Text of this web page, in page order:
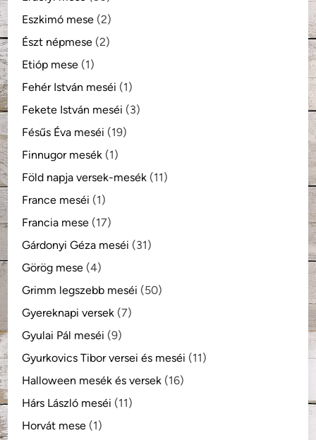
Eszkimó mese (2)
Észt népmese (2)
Etióp mese (1)
Fehér István meséi (1)
Fekete István meséi (3)
Fésűs Éva meséi (19)
Finnugor mesék (1)
Föld napja versek-mesék (11)
France meséi (1)
Francia mese (17)
Gárdonyi Géza meséi (31)
Görög mese (4)
Grimm legszebb meséi (50)
Gyereknapi versek (7)
Gyulai Pál meséi (9)
Gyurkovics Tibor versei és meséi (11)
Halloween mesék és versek (16)
Hárs László meséi (11)
Horvát mese (1)